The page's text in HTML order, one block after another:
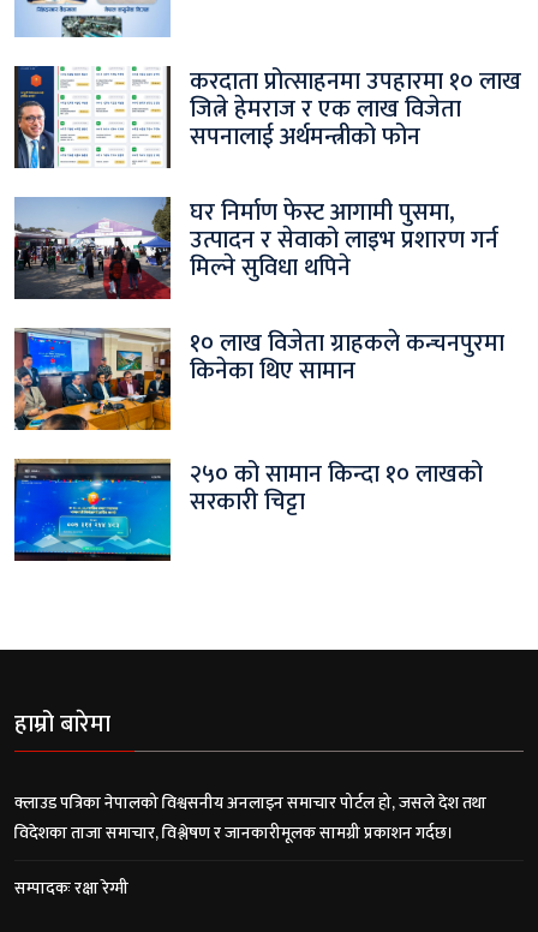
करदाता प्रोत्साहनमा उपहारमा १० लाख
जित्ने हेमराज र एक लाख विजेता
सपनालाई अर्थमन्त्रीको फोन
घर निर्माण फेस्ट आगामी पुसमा,
उत्पादन र सेवाको लाइभ प्रशारण गर्न
मिल्ने सुविधा थपिने
१० लाख विजेता ग्राहकले कन्चनपुरमा
किनेका थिए सामान
२५० को सामान किन्दा १० लाखको
सरकारी चिट्टा
हाम्रो बारेमा
क्लाउड पत्रिका नेपालको विश्वसनीय अनलाइन समाचार पोर्टल हो, जसले देश तथा
विदेशका ताजा समाचार, विश्लेषण र जानकारीमूलक सामग्री प्रकाशन गर्दछ।
सम्पादकः रक्षा रेग्मी